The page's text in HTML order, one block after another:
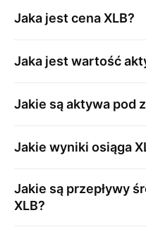
Jaka jest cenaXLB?
Jaka jest wartość
Jakie są aktywa pod
Jakie wyniki osiąga
Jakie są przepływy
XLB?